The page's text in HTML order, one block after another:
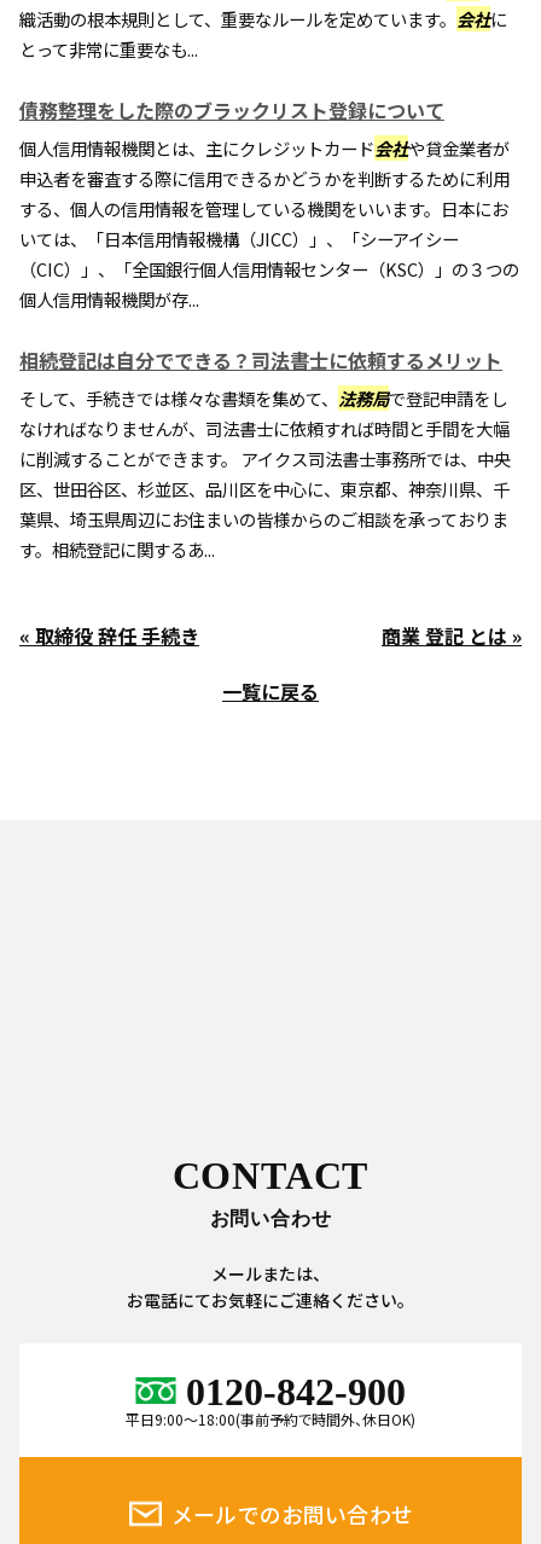
織活動の根本規則として、重要なルールを定めています。 会社に
とって非常に重要なも...
債務整理をした際のブラックリスト登録について
個人信用情報機関とは、主にクレジットカード会社や貸金業者が
申込者を審査する際に信用できるかどうかを判断するために利用
する、個人の信用情報を管理している機関をいいます。日本にお
いては、「日本信用情報機構（JICC）」、「シーアイシー
（CIC）」、「全国銀行個人信用情報センター（KSC）」の３つの
個人信用情報機関が存...
相続登記は自分でできる？司法書士に依頼するメリット
そして、手続きでは様々な書類を集めて、 法務局で登記申請をし
なければなりませんが、司法書士に依頼すれば時間と手間を大幅
に削減することができます。 アイクス司法書士事務所では、中央
区、世田谷区、杉並区、品川区を中心に、東京都、神奈川県、千
葉県、埼玉県周辺にお住まいの皆様からのご相談を承っておりま
す。相続登記に関するあ...
« 取締役 辞任 手続き
商業 登記 とは »
一覧に戻る
CONTACT
お問い合わせ
メールまたは、
お電話にてお気軽にご連絡ください。
0120-842-900
平日9:00～18:00(事前予約で時間外、休日OK)
メールでのお問い合わせ